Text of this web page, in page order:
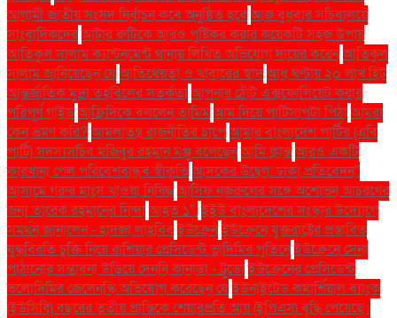
আগামী জাতীয় সংসদ নির্বাচন কবে অনুষ্ঠিত হবেআজ বুধবার সচিবালয়ে
সাংবাদিকদেরআটার রুটিকে আরও পুষ্টিকর করার কয়েকটি সহজ উপায়
আতিকুল সালাম ক্যান্টনমেন্ট থানায় লিখিত অভিযোগ দায়ের করেনআতিকুল
সালাম জানিয়েছেন যেআতিথেয়তা ও খাবারের স্বাদআধ ঘণ্টায় ২০ লাখ হিট
আন্তর্জাতিক মুদ্রা তহবিলের সতর্কতাআপনার ঠোঁট এক্সফোলিয়েট করার
পরিপূর্ণ গাইডআফ্রিদিকে বললেন তামিমআম দিয়ে পাটিসাপটা পিঠাআমরা
কেন ভ্রমণ করি? আমলাতন্ত্র রাজনীতির চাপেআমার বাংলাদেশ পার্টির (এবি
পার্টি) সদস্যসচিব মজিবুর রহমান মঞ্জু বলেছেনআমি ক্লান্তআরও একটি
কারখানা পেল পরিবেশবান্ধব স্বীকৃতিআসকের উদ্বেগ: ঢাকা প্রতিবেদন"
আসামে গরুর মাংস খাওয়া নিষিদ্ধআসিফ নজরুলের সঙ্গে অশোভন আচরণের
জন্য তারেক রহমানের নিন্দাআহত ১".ইইউ বাংলাদেশের সংস্কার উদ্যোগে
সমর্থন জানালেন - হাদজা লাহবিবইউক্রেনইউক্রেনে যুক্তরাষ্ট্রের প্রস্তাবিত
যুদ্ধবিরতি চুক্তি নিয়ে রাশিয়ার প্রেসিডেন্ট ভ্লাদিমির পুতিনেইউক্রেনে সেনা
পাঠানোর সম্ভাবনা উড়িয়ে দেননি কানাডা - ট্রুডোইউক্রেনের প্রেসিডেন্ট
ভলোদিমির জেলেনস্কি অভিযোগ করেছেন যেইউনাইটেড কমার্শিয়াল ব্যাংক
(ইউসিবি) বছরের তৃতীয় প্রান্তিকে শেয়ারপ্রতি আয় (ইপিএস) বৃদ্ধি পেয়েছে।